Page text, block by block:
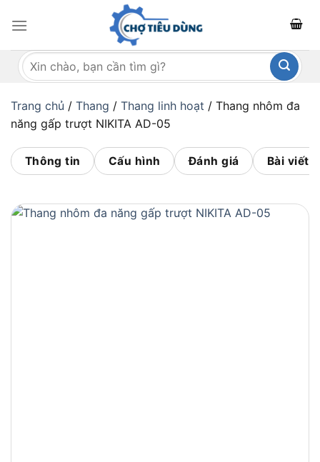
qua
dungTìm
kiếm:
Trang chủ / Thang / Thang linh hoạt / Thang nhôm đa
năng gấp trượt NIKITA AD-05
Thông tin Cấu hình Đánh giá Bài viết